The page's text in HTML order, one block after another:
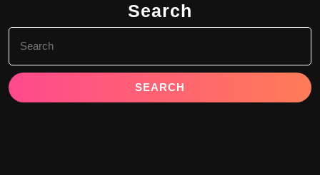
Search
for: